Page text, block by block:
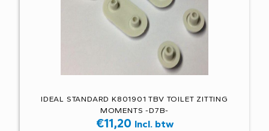
IDEAL STANDARD K801901 TBV TOILET ZITTING
MOMENTS -D7B-
€11,20 Incl. btw